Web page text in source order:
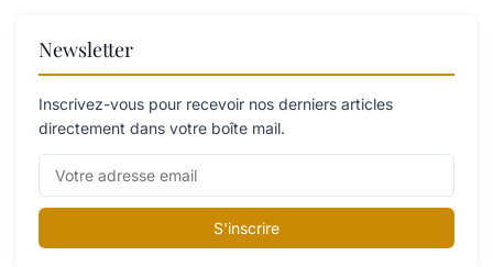
Newsletter
Inscrivez-vous pour recevoir nos derniers articles
directement dans votre boîte mail.
S'inscrire